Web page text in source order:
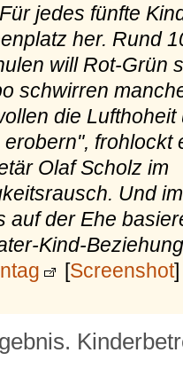
jedes fünfte
her. Rund
will Rot-Grün
schwirren
die Lufthoheit
frohlockt
Olaf Scholz im
Und
auf der Ehe
Kind-
[Screenshot]